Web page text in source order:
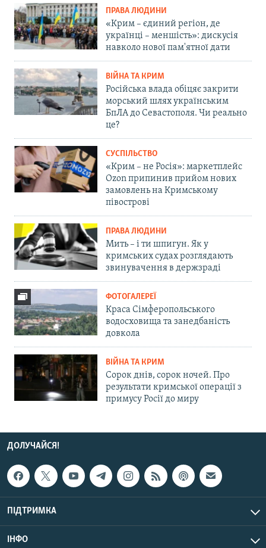
ПРАВА ЛЮДИНИ
«Крим – єдиний регіон, де
українці – меншість»: дискусія
навколо нової пам'ятної дати
ВІЙНА ТА КРИМ
Російська влада обіцяє закрити
морський шлях українським
БпЛА до Севастополя. Чи реально
це?
СУСПІЛЬСТВО
«Крим – не Росія»: маркетплейс
Ozon припинив прийом нових
замовлень на Кримському
півострові
ПРАВА ЛЮДИНИ
Мить – і ти шпигун. Як у
кримських судах розглядають
звинувачення в держзраді
ФОТОГАЛЕРЕЇ
Краса Сімферопольського
водосховища та занедбаність
довкола
ВІЙНА ТА КРИМ
Сорок днів, сорок ночей. Про
результати кримської операції з
примусу Росії до миру
ДОЛУЧАЙСЯ!
ПІДТРИМКА
ІНФО